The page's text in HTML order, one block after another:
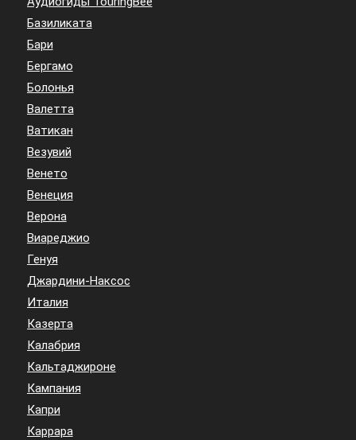
Базиликата
Бари
Бергамо
Болонья
Валетта
Ватикан
Везувий
Венето
Венеция
Верона
Виареджио
Генуя
Джардини-Наксос
Италия
Казерта
Калабрия
Кальтаджироне
Кампания
Капри
Каррара